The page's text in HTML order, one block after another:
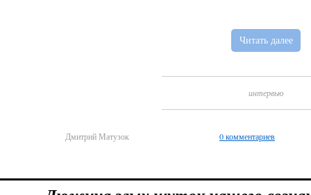
Читать далее
интервью
Дмитрий Матузок 0 комментариев